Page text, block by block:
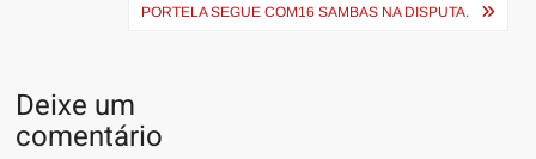
PORTELA SEGUE COM16 SAMBAS NA DISPUTA.
Deixe um
comentário